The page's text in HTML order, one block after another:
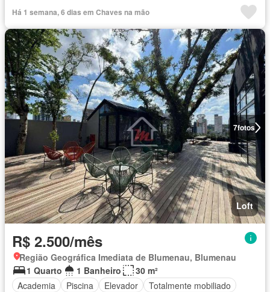
Há 1 semana, 6 dias em Chaves na mão
7fotos
Loft
R$ 2.500/mês
Região Geográfica Imediata de Blumenau, Blumenau
1 Quarto
1 Banheiro
30 m²
Academia
Piscina Elevador Totalmente mobiliado